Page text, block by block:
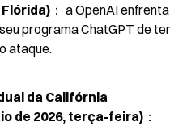
： a OpenAI enfrenta
programa ChatGPT de ter
ataque.
da Califórnia
de 2026, terça-feira) ：